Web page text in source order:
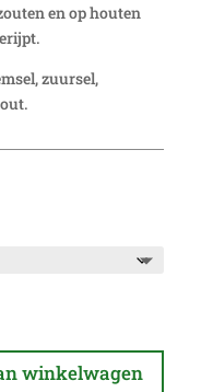
en op houten
zuursel,
winkelwagen